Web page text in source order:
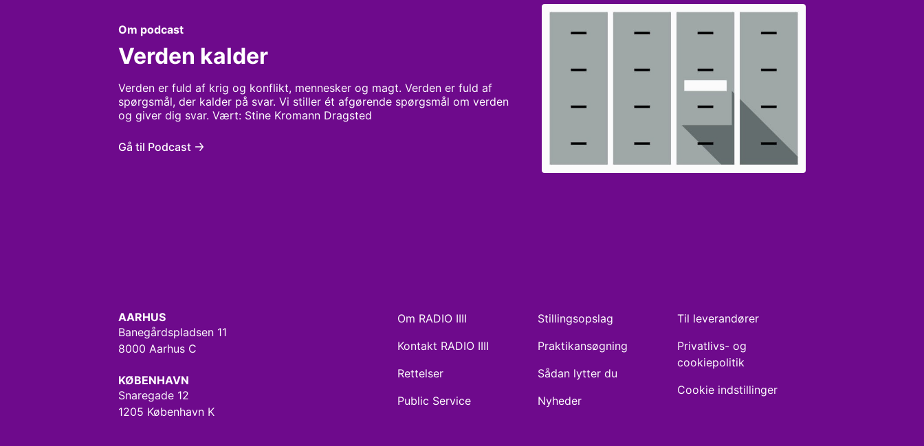
Om podcast
Verden kalder
Verden er fuld af krig og konflikt, mennesker og magt. Verden er fuld af
spørgsmål, der kalder på svar. Vi stiller ét afgørende spørgsmål om verden
og giver dig svar. Vært: Stine Kromann Dragsted
Gå til Podcast
AARHUS
Banegårdspladsen 11
8000 Aarhus C
KØBENHAVN
Snaregade 12
1205 København K
Om RADIO IIII
Kontakt RADIO IIII
Rettelser
Public Service
Stillingsopslag
Praktikansøgning
Sådan lytter du
Nyheder
Til leverandører
Privatlivs- og
cookiepolitik
Cookie indstillinger